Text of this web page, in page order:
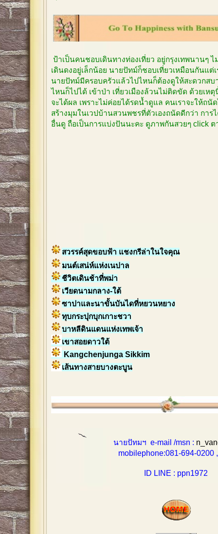
ป้าเป็นคนชอบเดินทางท่องเที่ยว อยู่กรุงเทพนานๆ
เดินดงอยู่เล็กน้อย นายปัทม์ก็ชอบเที่ยวเหมือนกันแต่
นายปัทม์มีครอบครัวแล้วไปไหนก็ต้องดูให้สะดวกส
ไหนก็ไปได้ เข้าป่า เที่ยวเมืองล้วนไม่ติดขัด ด้วยเห
จะได้ผล เพราะไม่ค่อยได้รดน้ำดูแล คนเราจะให้ถนั
สร้างมุมในเวปบ้านสวนพชรที่ตัวเองถนัดดีกว่า การ
อื่นดู ถือเป็นการแบ่งปันนะคะ ดูภาพกันสวยๆ click ต
สวรรค์สุดขอบฟ้า แชงกรีล่าในใจคุณ
มนต์เสน่ห์แห่งเนปาล
ชีวิตเดินช้าที่พม่า
เวียดนามกลาง-ใต้
ซาปาและนาขั้นบันไดที่หยวนหยาง
ทุบกระปุกบุกเกาะชวา
บาหลีดินแดนแห่งเทพเจ้า
เขาสอยดาวใต้
Kangchenjunga Sikkim
เส้นทางสายบางตะบูน
นายปัทมฯ e-mail /msn :
mobilephone:081-694-0200 ,
ID LINE : ppn1972